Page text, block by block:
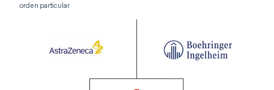
orden particular